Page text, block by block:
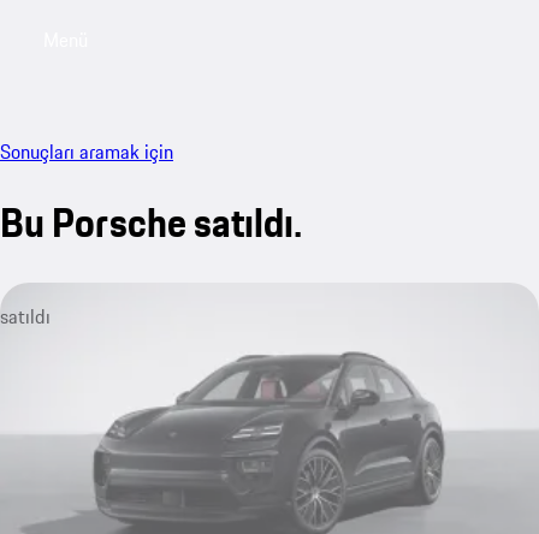
Sonuçları aramak için
Bu Porsche satıldı.
satıldı